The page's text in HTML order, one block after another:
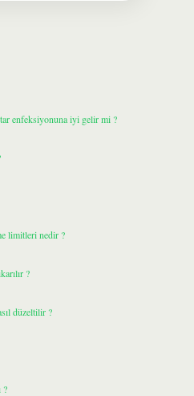
enfeksiyonuna iyi gelir mi ?
limitleri nedir ?
?
düzeltilir ?
?